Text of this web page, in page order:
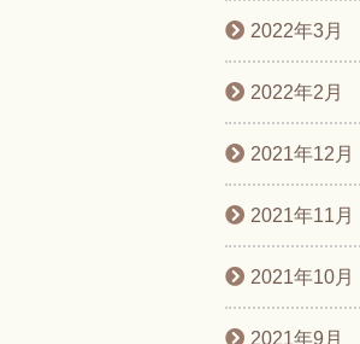
2022年3月
2022年2月
2021年12月
2021年11月
2021年10月
2021年9月